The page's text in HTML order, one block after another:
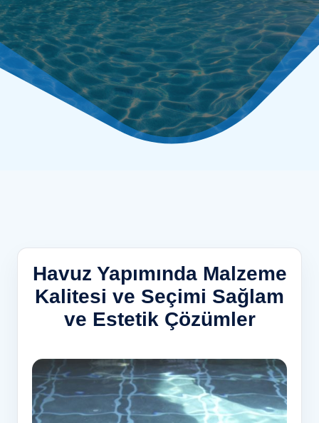
Havuz Yapımında Malzeme
Kalitesi ve Seçimi Sağlam
ve Estetik Çözümler